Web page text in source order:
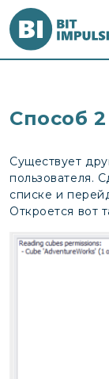
Способ 2
Существует
пользователя.
списке и
Откроется вот